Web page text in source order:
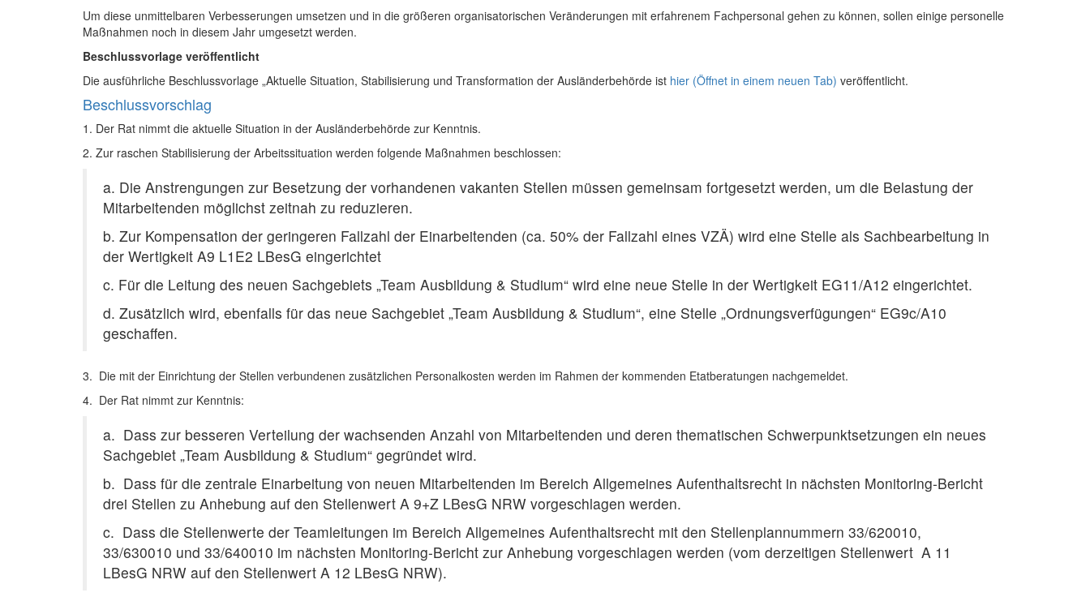
Um diese unmittelbaren Verbesserungen umsetzen und in die größeren organisatorischen Veränderungen mit erfahrenem Fachpersonal gehen zu können, sollen einige personelle
Maßnahmen noch in diesem Jahr umgesetzt werden.
Beschlussvorlage veröffentlicht
Die ausführliche Beschlussvorlage „Aktuelle Situation, Stabilisierung und Transformation der Ausländerbehörde ist hier (Öffnet in einem neuen Tab) veröffentlicht.
Beschlussvorschlag
1. Der Rat nimmt die aktuelle Situation in der Ausländerbehörde zur Kenntnis.
2. Zur raschen Stabilisierung der Arbeitssituation werden folgende Maßnahmen beschlossen:
a. Die Anstrengungen zur Besetzung der vorhandenen vakanten Stellen müssen gemeinsam fortgesetzt werden, um die Belastung der
Mitarbeitenden möglichst zeitnah zu reduzieren.
b. Zur Kompensation der geringeren Fallzahl der Einarbeitenden (ca. 50% der Fallzahl eines VZÄ) wird eine Stelle als Sachbearbeitung in
der Wertigkeit A9 L1E2 LBesG eingerichtet
c. Für die Leitung des neuen Sachgebiets „Team Ausbildung & Studium“ wird eine neue Stelle in der Wertigkeit EG11/A12 eingerichtet.
d. Zusätzlich wird, ebenfalls für das neue Sachgebiet „Team Ausbildung & Studium“, eine Stelle „Ordnungsverfügungen“ EG9c/A10
geschaffen.
3. Die mit der Einrichtung der Stellen verbundenen zusätzlichen Personalkosten werden im Rahmen der kommenden Etatberatungen nachgemeldet.
4. Der Rat nimmt zur Kenntnis:
a. Dass zur besseren Verteilung der wachsenden Anzahl von Mitarbeitenden und deren thematischen Schwerpunktsetzungen ein neues
Sachgebiet „Team Ausbildung & Studium“ gegründet wird.
b. Dass für die zentrale Einarbeitung von neuen Mitarbeitenden im Bereich Allgemeines Aufenthaltsrecht in nächsten Monitoring-Bericht
drei Stellen zu Anhebung auf den Stellenwert A 9+Z LBesG NRW vorgeschlagen werden.
c. Dass die Stellenwerte der Teamleitungen im Bereich Allgemeines Aufenthaltsrecht mit den Stellenplannummern 33/620010,
33/630010 und 33/640010 im nächsten Monitoring-Bericht zur Anhebung vorgeschlagen werden (vom derzeitigen Stellenwert A 11
LBesG NRW auf den Stellenwert A 12 LBesG NRW).